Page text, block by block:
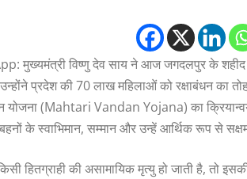
मुख्यमंत्री विष्णु देव साय ने आज जगदलपुर के शहीद
प्रदेश की 70 लाख महिलाओं को रक्षाबंधन का
योजना (Mahtari Vandan Yojana) का
के स्वाभिमान, सम्मान और उन्हें आर्थिक रूप से
हितग्राही की असामायिक मृत्यु हो जाती है, तो